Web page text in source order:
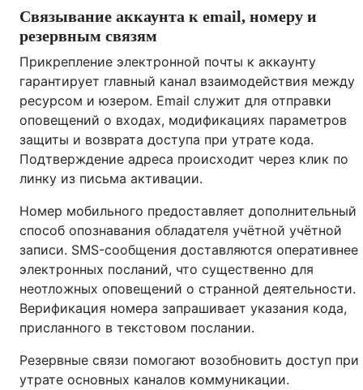
Связывание аккаунта к email, номеру и
резервным связям
Прикрепление электронной почты к аккаунту
гарантирует главный канал взаимодействия между
ресурсом и юзером. Email служит для отправки
оповещений о входах, модификациях параметров
защиты и возврата доступа при утрате кода.
Подтверждение адреса происходит через клик по
линку из письма активации.
Номер мобильного предоставляет дополнительный
способ опознавания обладателя учётной учётной
записи. SMS-сообщения доставляются оперативнее
электронных посланий, что существенно для
неотложных оповещений о странной деятельности.
Верификация номера запрашивает указания кода,
присланного в текстовом послании.
Резервные связи помогают возобновить доступ при
утрате основных каналов коммуникации.